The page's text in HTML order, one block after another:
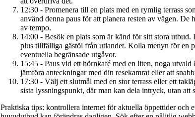
12:30 - Promenera till en plats med en rymlig terrass
använd denna paus för att planera resten av vägen.
av tempo.
14:00 - Besök en plats som är känd för sitt stora
plus tillfälliga gästöl från utlandet. Kolla menyn för en
eventuella begränsade utgåvor.
15:45 - Paus vid ett hörnkafé med en liten, noga
jämföra anteckningar med din resekamrat eller att
17:30 - Välj ett slutmål med en stor terrass eller ett
sista lyssningspunkt, där man kan dela intryck, utan att
Praktiska tips: kontrollera internet för aktuella öppettider och